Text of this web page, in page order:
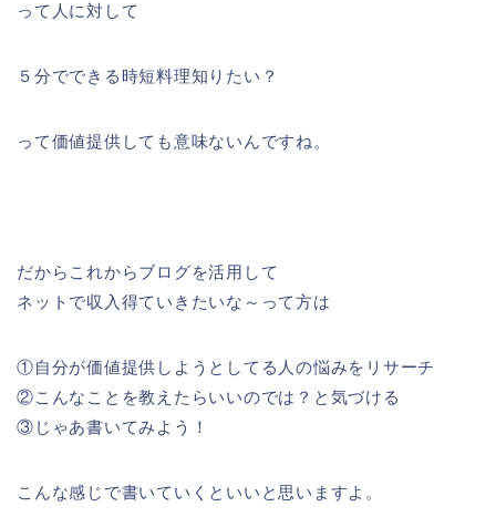
って人に対して
５分でできる時短料理知りたい？
って価値提供しても意味ないんですね。
だからこれからブログを活用して
ネットで収入得ていきたいな～って方は
①自分が価値提供しようとしてる人の悩みをリサーチ
②こんなことを教えたらいいのでは？と気づける
③じゃあ書いてみよう！
こんな感じで書いていくといいと思いますよ。